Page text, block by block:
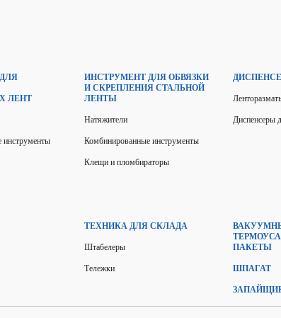
ЛЕНТ
инструменты
ИНСТРУМЕНТ ДЛЯ ОБВЯЗКИ
И СКРЕПЛЕНИЯ СТАЛЬНОЙ
ЛЕНТЫ
Натяжители
Комбинированные инструменты
Клещи и пломбираторы
Диспенсеры
ТЕХНИКА ДЛЯ СКЛАДА
Штабелеры
Тележки
ПАКЕТЫ
ШПАГАТ